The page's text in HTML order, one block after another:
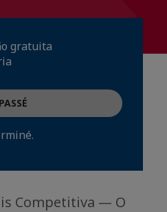
gratuita
PASSÉ
Competitiva — O